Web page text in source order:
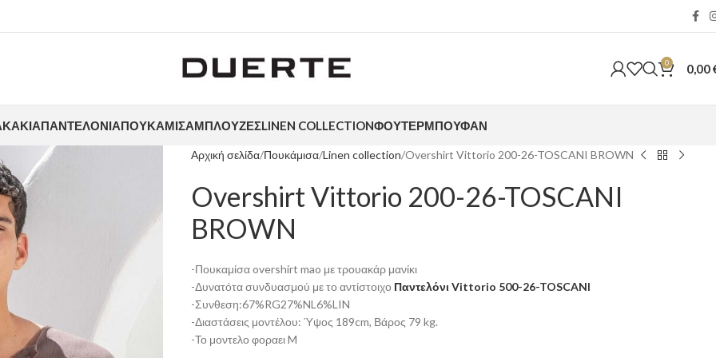
0 0,00
ΠΑΝΤΕΛΌΝΙΑΠΟΥΚΆΜΙΣΑΜΠΛΟΎΖΕΣLINEN COLLECTIONΦΟΎΤΕΡΜΠΟΥΦΆΝ
Αρχική σελίδα Πουκάμισα Linen collection Overshirt Vittorio 200-26-TOSCANI BROWN
Overshirt Vittorio 200-26-TOSCANI
BROWN
-Πουκαμίσα overshirt mao με τρουακάρ μανίκι
-Δυνατότα συνδυασμού με το αντίστοιχο Παντελόνι Vittorio 500-26-TOSCANI
-Συνθεση:67%RG27%NL6%LIN
-Διαστάσεις μοντέλου: Ύψος 189cm, Βάρος 79 kg.
-Το μοντελο φοραει M